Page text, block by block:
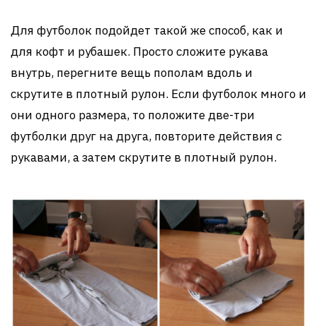
Для футболок подойдет такой же способ, как и
для кофт и рубашек. Просто сложите рукава
внутрь, перегните вещь пополам вдоль и
скрутите в плотный рулон. Если футболок много и
они одного размера, то положите две-три
футболки друг на друга, повторите действия с
рукавами, а затем скрутите в плотный рулон.